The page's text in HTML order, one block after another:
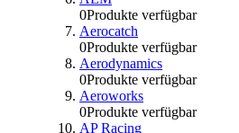
0Produkte verfügbar
Aerocatch
0Produkte verfügbar
Aerodynamics
0Produkte verfügbar
Aeroworks
0Produkte verfügbar
AP Racing